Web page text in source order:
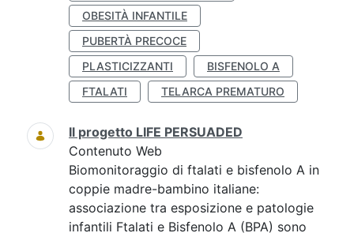
OBESITÀ INFANTILE
PUBERTÀ PRECOCE
PLASTICIZZANTI
BISFENOLO A
FTALATI
TELARCA PREMATURO
Il progetto LIFE PERSUADED
Contenuto Web
Biomonitoraggio di ftalati e bisfenolo A in
coppie madre-bambino italiane:
associazione tra esposizione e patologie
infantili Ftalati e Bisfenolo A (BPA) sono